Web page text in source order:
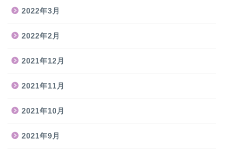
2022年3月
2022年2月
2021年12月
2021年11月
2021年10月
2021年9月